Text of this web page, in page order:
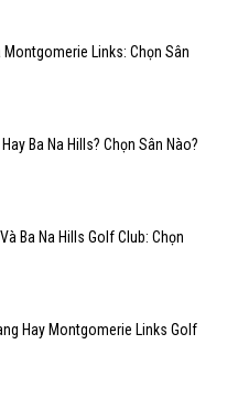
Montgomerie Links: Chọn Sân
Ba Na Hills? Chọn Sân Nào?
Ba Na Hills Golf Club: Chọn
Hay Montgomerie Links Golf